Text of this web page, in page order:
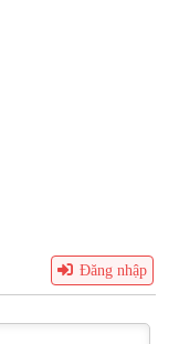
Đăng nhập